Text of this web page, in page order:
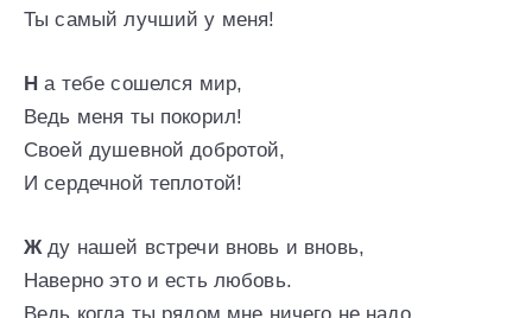
Ты самый лучший у меня!
Н а тебе сошелся мир,
Ведь меня ты покорил!
Своей душевной добротой,
И сердечной теплотой!
Ж ду нашей встречи вновь и вновь,
Наверно это и есть любовь.
Ведь когда ты рядом мне ничего не надо,